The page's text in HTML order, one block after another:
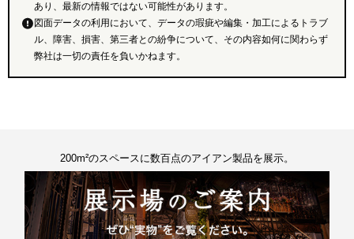
あり、最新の情報ではない可能性があります。
図面データの利用において、データの瑕疵や編集・加工によるトラブ
ル、障害、損害、第三者との紛争について、その内容如何に関わらず
弊社は一切の責任を負いかねます。
200m²のスペースに数百点のアイアン製品を展示。